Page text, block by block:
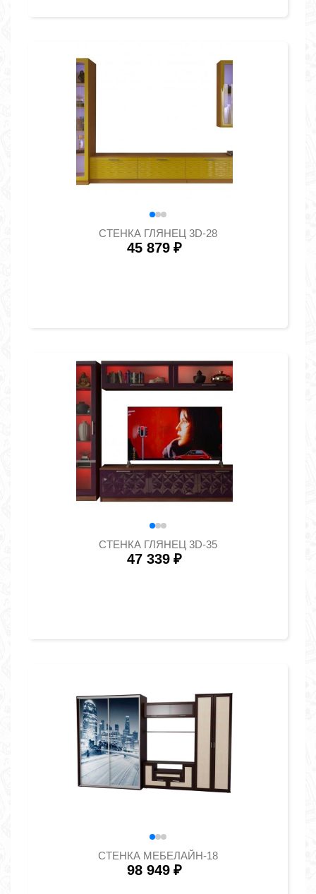
СТЕНКА ГЛЯНЕЦ 3D-28
45 879 ₽
СТЕНКА ГЛЯНЕЦ 3D-35
47 339 ₽
СТЕНКА МЕБЕЛАЙН-18
98 949 ₽